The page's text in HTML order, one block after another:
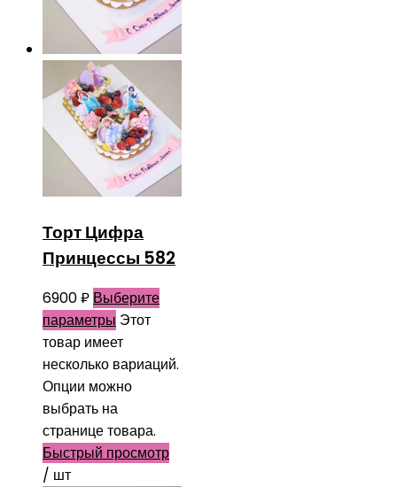
Торт Цифра
Принцессы 582
6900₽ Выберите
параметры Этот
товар имеет
несколько вариаций.
Опции можно
выбрать на
странице товара.
Быстрый просмотр
/ шт